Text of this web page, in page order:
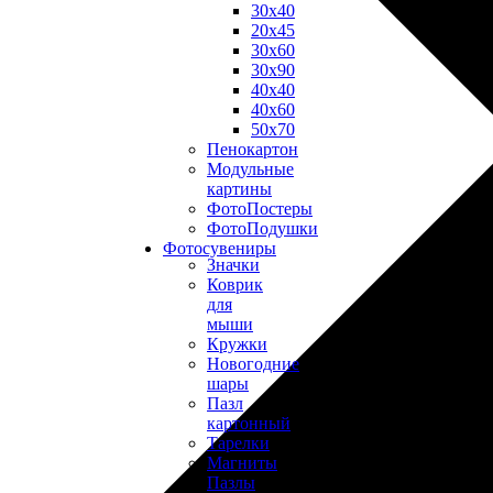
30х40
20х45
30х60
30х90
40х40
40х60
50х70
Пенокартон
Модульные
картины
ФотоПостеры
ФотоПодушки
Фотоcувениры
Значки
Коврик
для
мыши
Кружки
Новогодние
шары
Пазл
картонный
Тарелки
Магниты
Пазлы